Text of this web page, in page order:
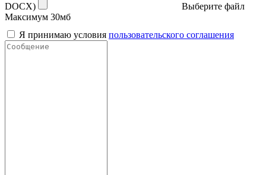
DOCX)
Выберите файл
Максимум 30мб
Я принимаю условия пользовательского соглашения